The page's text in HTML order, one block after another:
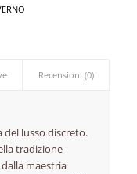
Recensioni (0)
del lusso discreto.
tradizione
maestria